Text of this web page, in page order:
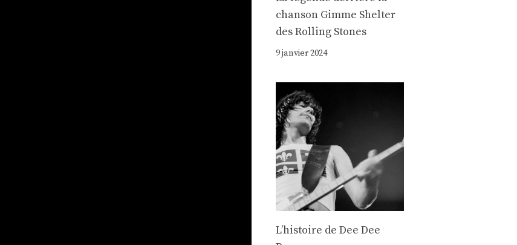
chanson Gimme Shelter
des Rolling Stones
9 janvier 2024
Lʼhistoire de Dee Dee